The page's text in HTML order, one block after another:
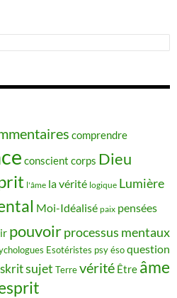
comprendre
conscient corps Dieu
l'âme la vérité logique Lumière
Moi-Idéalisé paix pensées
pouvoirprocessus mentaux
Esotéristes psy ésoquestion
sujet Terrevérité Être âme